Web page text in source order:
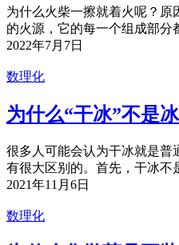
为什么火柴一擦就着火呢？
的火源，它的每一个组成部分
2022年7月7日
数理化
为什么“干冰”不是
很多人可能会认为干冰就是普
有很大区别的。首先，干冰不
2021年11月6日
数理化